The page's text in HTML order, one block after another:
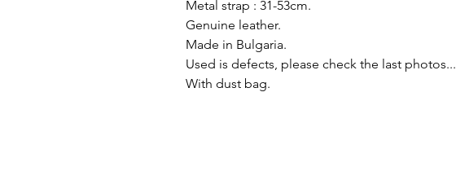
Metal strap : 31-53cm.
Genuine leather.
Made in Bulgaria.
Used is defects, please check the last photos...
With dust bag.